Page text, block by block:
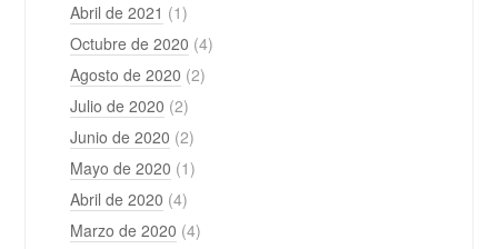
Abril de 2021 (1)
Octubre de 2020 (4)
Agosto de 2020 (2)
Julio de 2020 (2)
Junio de 2020 (2)
Mayo de 2020 (1)
Abril de 2020 (4)
Marzo de 2020 (4)